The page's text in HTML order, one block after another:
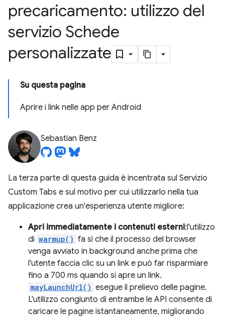
precaricamento: utilizzo del
servizio Schede
personalizzate
Su questa pagina
Aprire i link nelle app per Android
Sebastian Benz
La terza parte di questa guida è incentrata sul Servizio
Custom Tabs e sul motivo per cui utilizzarlo nella tua
applicazione crea un'esperienza utente migliore:
Apri immediatamente i contenuti esterni:l'utilizzo
di warmup() fa sì che il processo del browser
venga avviato in background anche prima che
l'utente faccia clic su un link e può far risparmiare
fino a 700 ms quando si apre un link.
mayLaunchUrl() esegue il prelievo delle pagine.
L'utilizzo congiunto di entrambe le API consente di
caricare le pagine istantaneamente, migliorando